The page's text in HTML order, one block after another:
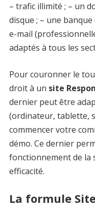
– trafic illimité ; – un
disque ; – une
e-mail
adaptés à tous les
Pour couronner le
droit à un site
dernier peut être
(ordinateur, tablette,
commencer votre
démo. Ce dernier
fonctionnement de la
efficacité.
La formule